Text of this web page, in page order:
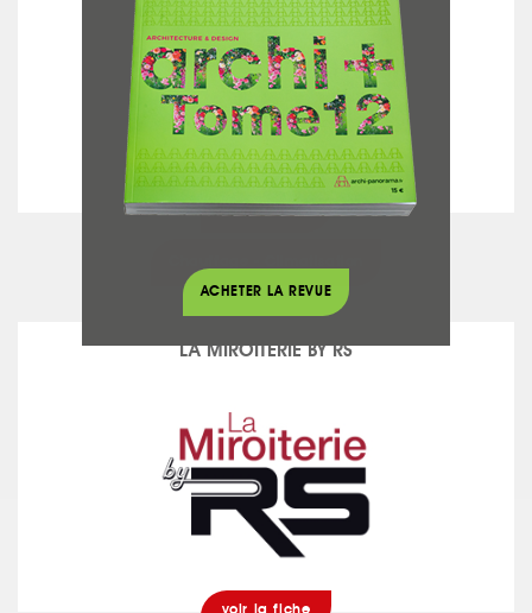
voir la fiche
LA MIROITERIE BY RS
ACHETER LA REVUE